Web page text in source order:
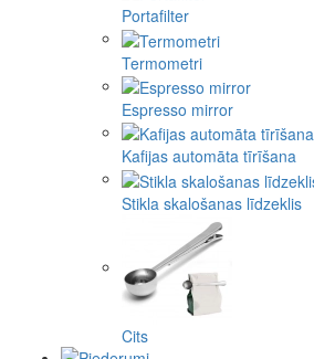
Portafilter
Termometri
Espresso mirror
Kafijas automāta tīrīšana
Stikla skalošanas līdzeklis
Cits